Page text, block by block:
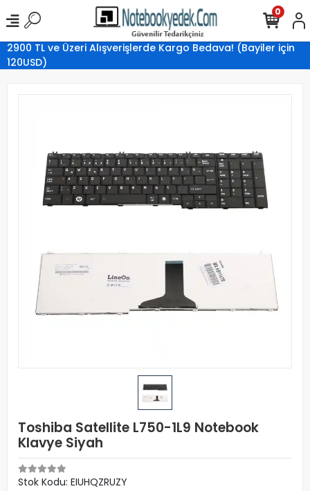
2900 TL ve Üzeri Alışverişlerde Kargo Bedava! (Bayiler için
120USD)
0
Toshiba Satellite L750-1L9 Notebook
Klavye Siyah
Stok Kodu: EIUHQZRUZY